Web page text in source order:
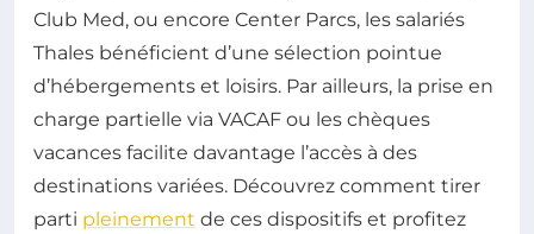
Club Med, ou encore Center Parcs, les salariés
Thales bénéficient d’une sélection pointue
d’hébergements et loisirs. Par ailleurs, la prise en
charge partielle via VACAF ou les chèques
vacances facilite davantage l’accès à des
destinations variées. Découvrez comment tirer
parti pleinement de ces dispositifs et profitez